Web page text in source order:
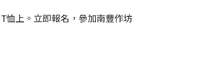
恤上。立即報名，參加南豐作坊